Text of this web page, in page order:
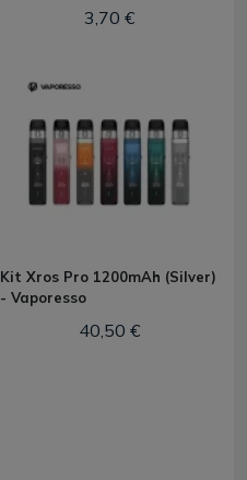
3,70 €
Kit Xros Pro 1200mAh (Silver)
- Vaporesso
40,50 €